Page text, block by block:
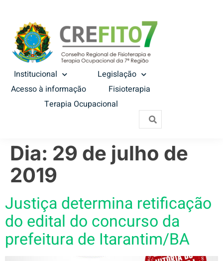
Institucional
Legislação
Acesso à informação
Fisioterapia
Terapia Ocupacional
Dia: 29 de julho de
2019
Justiça determina retificação
do edital do concurso da
prefeitura de Itarantim/BA